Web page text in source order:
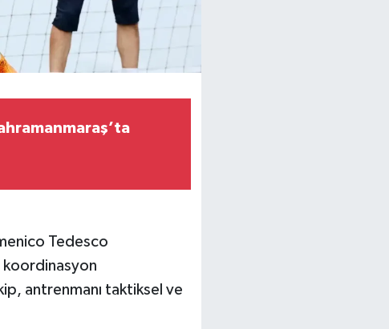
Tedesco
koordinasyon
antrenmanı taktiksel ve